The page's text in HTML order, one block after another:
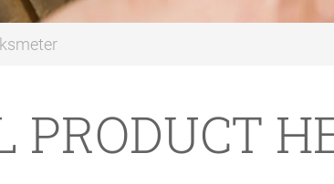
PRODUCT